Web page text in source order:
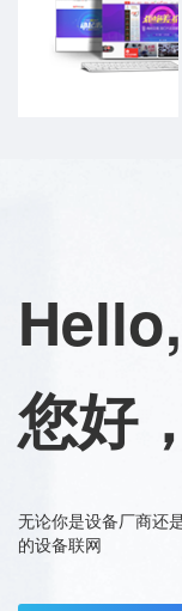
您好
无论你是设备厂商还
的设备联网